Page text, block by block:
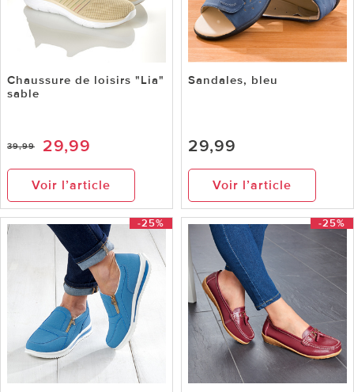
Chaussure de loisirs "Lia"
sable
39,99 29,99
Voir l’article
Sandales, bleu
29,99
Voir l’article
-25% -25%